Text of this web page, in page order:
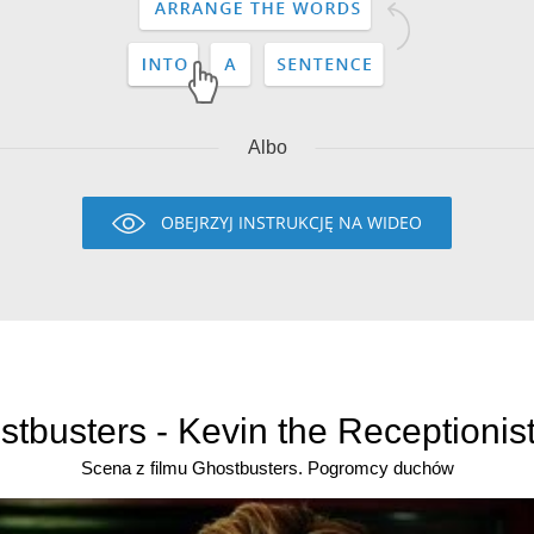
Albo
OBEJRZYJ INSTRUKCJĘ NA WIDEO
- Kevin the
Scena z filmu Ghostbusters. Pogromcy duchów